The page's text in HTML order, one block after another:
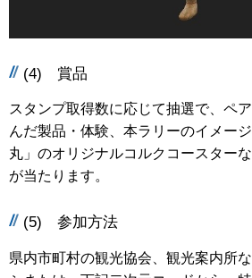
(4) 賞品
スタンプ取得数に応じて抽選で、ペ
んだ製品・体験、本ラリーのイメー
丸」のオリジナルコルクコースター
が当たります。
(5) 参加方法
県内市町村の観光協会、観光案内所